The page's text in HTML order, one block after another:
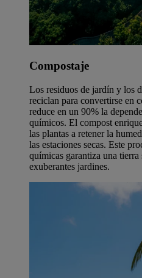
Compostaje
Los residuos de jardín y los
reciclan para convertirse en
reduce en un 90% la
químicos. El compost
las plantas a retener la
las estaciones secas. Este
químicas garantiza una tierra
exuberantes jardines.